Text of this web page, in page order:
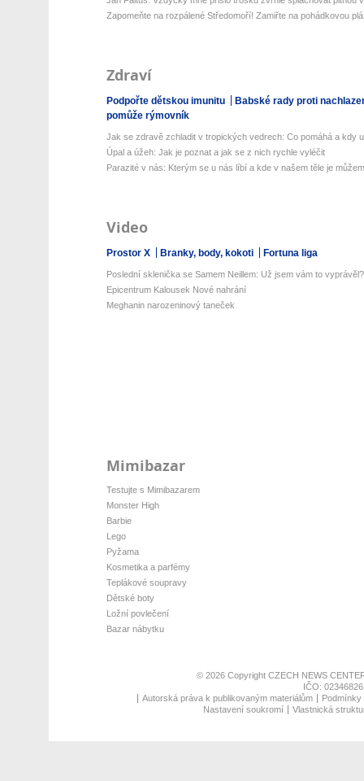
Zapomeňte na rozpálené Středomoří! Zamiřte na pohádkovou
Zdraví
Podpořte dětskou imunitu
Babské rady proti
pomůže rýmovník
Jak se zdravě zchladit v tropických vedrech: Co pomáhá a kdy
Úpal a úžeh: Jak je poznat a jak se z nich rychle vyléčit
Parazité v nás: Kterým se u nás líbí a kde v našem těle je
Video
Prostor X Branky, body, kokoti Fortuna liga
Poslední sklenička se Samem Neillem: Už jsem vám to vyprávěl?
Epicentrum Kalousek Nové nahrání
Meghanin narozeninový taneček
Mimibazar
Testujte s Mimibazarem
Monster High
Barbie
Lego
Pyžama
Kosmetika a parfémy
Teplákové soupravy
Dětské boty
Ložní povlečení
Bazar nábytku
© 2026 Copyright CZECH NEWS
IČO:
Autorská práva k publikovaným materiálům
Nastavení soukromí
Vlastnická